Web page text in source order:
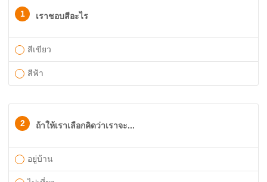
1 เราชอบสีอะไร
สีเขียว
สีฟ้า
2 ถ้าให้เราเลือกคิดว่าเราจะ...
อยู่บ้าน